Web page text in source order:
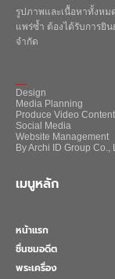
รูปภาพและเนื้อหาทั้งหม
แพร่ซ้ำ ต้องได้รับการยิ
จำกัด
Design
Media Planning
Produce Video Content
Social Media
Website Management
By Archi ID Group Co.,
เมนูหลัก
หน้าแรก
ชื่นชมอดีต
พระเครื่อง